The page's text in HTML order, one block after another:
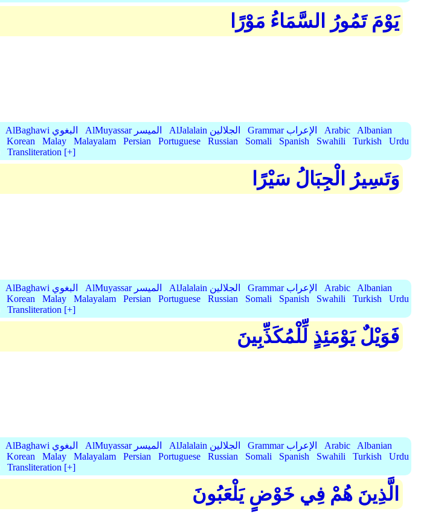
يَوْمَ تَمُورُ السَّمَاءُ مَوْرًا
AlBaghawi البغوي AlMuyassar الميسر AlJalalain الجلالين Grammar الإعراب Arabic
Albanian
Korean Malay Malayalam Persian Portuguese Russian Somali Spanish Swahili Turkish
Urdu
Transliteration [+]
وَتَسِيرُ الْجِبَالُ سَيْرًا
AlBaghawi البغوي AlMuyassar الميسر AlJalalain الجلالين Grammar الإعراب Arabic
Albanian
Korean Malay Malayalam Persian Portuguese Russian Somali Spanish Swahili Turkish
Urdu
Transliteration [+]
فَوَيْلٌ يَوْمَئِذٍ لِّلْمُكَذِّبِينَ
AlBaghawi البغوي AlMuyassar الميسر AlJalalain الجلالين Grammar الإعراب Arabic
Albanian
Korean Malay Malayalam Persian Portuguese Russian Somali Spanish Swahili Turkish
Urdu
Transliteration [+]
الَّذِينَ هُمْ فِي خَوْضٍ يَلْعَبُونَ